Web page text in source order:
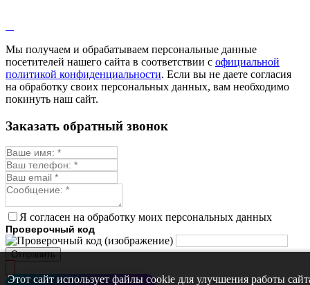
Мыльнянка
Мята
Овсяный корень
Огуречная трава
Пустырник
Репешок
Синюха
Смесь лекарственных
Стевия
Тимьян ползучий (чабрец)
Фенхель лекарственный
Цикорий лекарственный
Череда лекарственная
Мы получаем и обрабатываем персональные данные
посетителей нашего сайта в соответствии с официальной
политикой конфиденциальности. Если вы не даете согласия
на обработку своих персональных данных, вам необходимо
покинуть наш сайт.
Этот сайт использует файлы cookie для улучшения работы
Заказать обратный звонок
Я согласен на обработку моих персональных данных
Проверочный код
Отправить